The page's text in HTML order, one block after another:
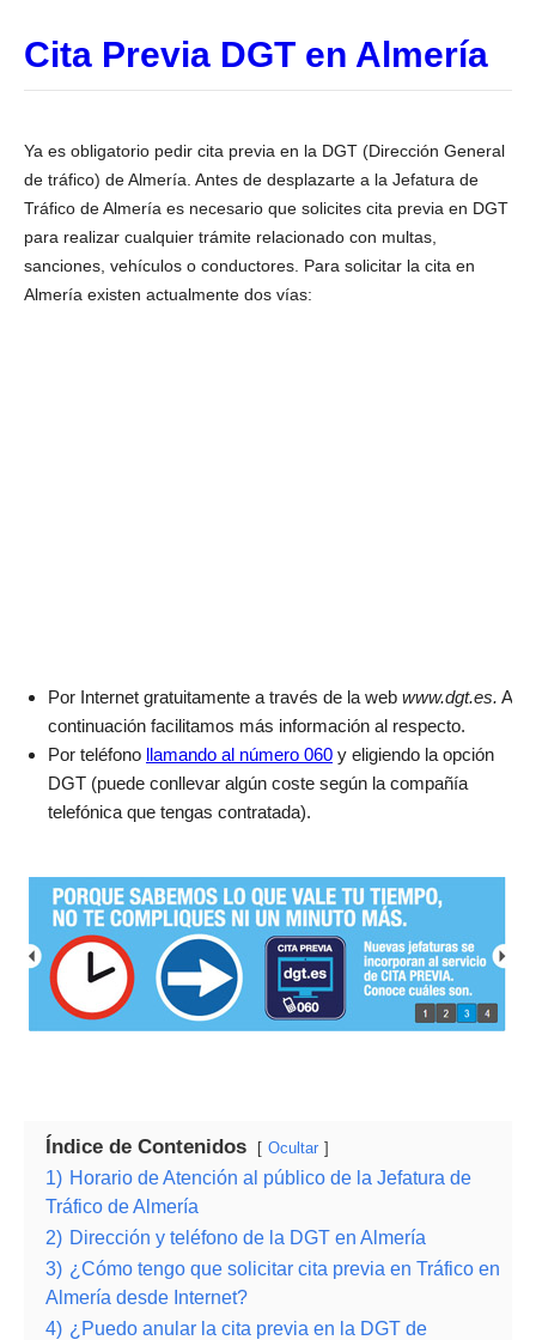
Cita Previa DGT en Almería
Ya es obligatorio pedir cita previa en la DGT (Dirección General
de tráfico) de Almería. Antes de desplazarte a la Jefatura de
Tráfico de Almería es necesario que solicites cita previa en DGT
para realizar cualquier trámite relacionado con multas,
sanciones, vehículos o conductores. Para solicitar la cita en
Almería existen actualmente dos vías:
Por Internet gratuitamente a través de la web www.dgt.es. A
continuación facilitamos más información al respecto.
Por teléfono llamando al número 060 y eligiendo la opción
DGT (puede conllevar algún coste según la compañía
telefónica que tengas contratada).
Índice de Contenidos Ocultar
1) Horario de Atención al público de la Jefatura de
Tráfico de Almería
2) Dirección y teléfono de la DGT en Almería
3) ¿Cómo tengo que solicitar cita previa en Tráfico en
Almería desde Internet?
4) ¿Puedo anular la cita previa en la DGT de